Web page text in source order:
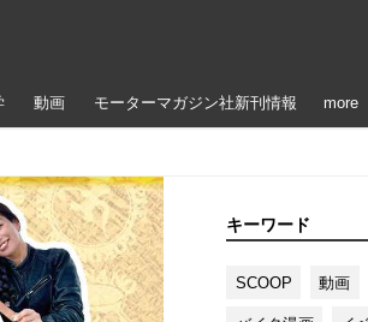
動画 モーターマガジン社新刊情報 more
キーワード
SCOOP 動画